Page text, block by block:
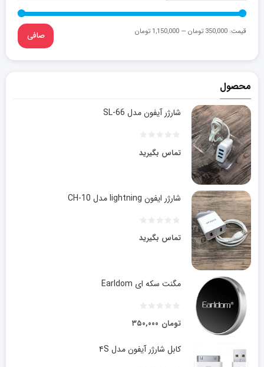
صافی قيمت: 350,000 تومان —1,150,000 تومان
محصول
شارژر آیفون مدل SL-66
تماس بگیرید
شارژر ایفون lightning مدل CH-10
تماس بگیرید
مگنت سکه ای Earldom
۳۵۰,۰۰۰ تومان
کابل شارژر آیفون مدل ۴S